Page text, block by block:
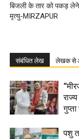
बिजली के तार को पकड़
मृत्यु-MIRZAPUR
संबंधित लेख लेखक से
पशु